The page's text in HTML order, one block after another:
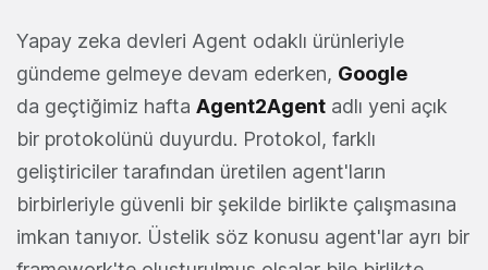
Yapay zeka devleri Agent odaklı ürünleriyle
gündeme gelmeye devam ederken, Google
da geçtiğimiz hafta Agent2Agent adlı yeni açık
bir protokolünü duyurdu. Protokol, farklı
geliştiriciler tarafından üretilen agent'ların
birbirleriyle güvenli bir şekilde birlikte çalışmasına
imkan tanıyor. Üstelik söz konusu agent'lar ayrı bir